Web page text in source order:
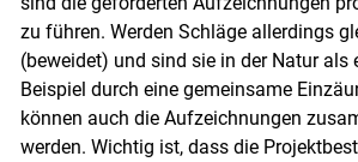
zu führen. Werden Schläge allerdings
(beweidet) und sind sie in der Natur als
Beispiel durch eine gemeinsame
können auch die Aufzeichnungen
werden. Wichtig ist, dass die